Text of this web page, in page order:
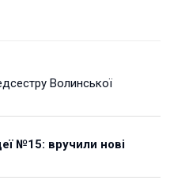
Волинської
№15: вручили нові